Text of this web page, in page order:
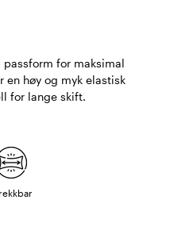
for maksimal
en høy og myk elastisk
for lange skift.